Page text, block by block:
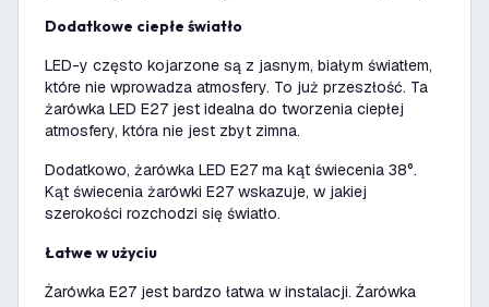
Dodatkowe ciepłe światło
LED-y często kojarzone są z jasnym, białym światłem,
które nie wprowadza atmosfery. To już przeszłość. Ta
żarówka LED E27 jest idealna do tworzenia ciepłej
atmosfery, która nie jest zbyt zimna.
Dodatkowo, żarówka LED E27 ma kąt świecenia 38°.
Kąt świecenia żarówki E27 wskazuje, w jakiej
szerokości rozchodzi się światło.
Łatwe w użyciu
Żarówka E27 jest bardzo łatwa w instalacji. Żarówka